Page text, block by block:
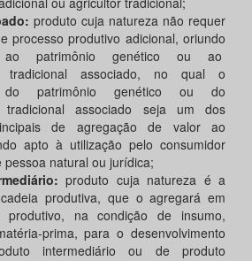
produto cuja natureza não requer
processo produtivo adicional, oriundo
patrimônio genético ou ao
tradicional associado, no qual o
do patrimônio genético ou do
tradicional associado seja um dos
de agregação de valor ao
apto à utilização pelo consumidor
pessoa natural ou jurídica;
produto cuja natureza é a
produtiva, que o agregará em
produtivo, na condição de insumo,
prima, para o desenvolvimento
intermediário ou de produto